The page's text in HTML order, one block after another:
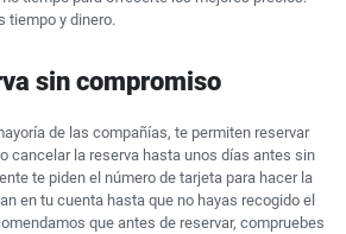
tiempo y dinero.
sin compromiso
de las compañías, te permiten reservar
cancelar la reserva hasta unos días antes sin
te piden el número de tarjeta para hacer la
en tu cuenta hasta que no hayas recogido el
que antes de reservar, compruebes